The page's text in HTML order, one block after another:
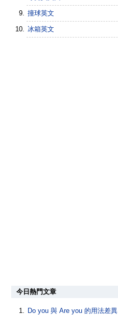
撞球英文
冰箱英文
今日熱門文章
Do you 與 Are you 的用法差異